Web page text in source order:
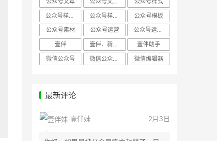
公众号样式，微信公众号排版
公众号样式，微信编辑器
公众号模板
公众号素材
公众号运营
公众号运营，公众号编辑器
壹伴
壹伴、新媒体运营
壹伴助手
微信公众号
微信公众号，样式模板、公众号样式 微信编辑器
最新评论
壹伴妹 2月3日